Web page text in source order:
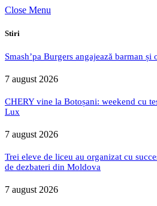
Close Menu
Stiri
Smash’pa Burgers angajează barman și
7 august 2026
CHERY vine la Botoșani: weekend cu
Lux
7 august 2026
Trei eleve de liceu au organizat cu
de dezbateri din Moldova
7 august 2026